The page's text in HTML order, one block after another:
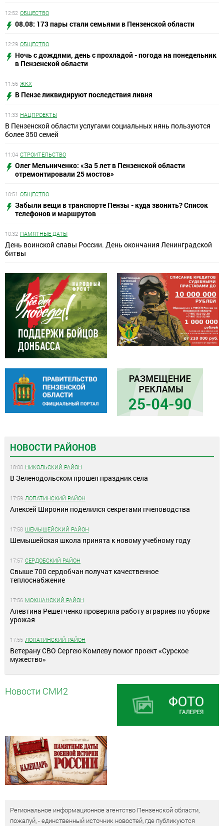
12:52 ОБЩЕСТВО
08.08: 173 пары стали семьями в Пензенской области
12:29 ОБЩЕСТВО
Ночь с дождями, день с прохладой - погода на понедельник
в Пензенской области
11:56 ЖКХ
В Пензе ликвидируют последствия ливня
11:33 НАЦПРОЕКТЫ
В Пензенской области услугами социальных нянь пользуются
более 350 семей
11:04 СТРОИТЕЛЬСТВО
Олег Мельниченко: «За 5 лет в Пензенской области
отремонтировали 25 мостов»
10:51 ОБЩЕСТВО
Забыли вещи в транспорте Пензы - куда звонить? Список
телефонов и маршрутов
10:32 ПАМЯТНЫЕ ДАТЫ
День воинской славы России. День окончания Ленинградской
битвы
НОВОСТИ РАЙОНОВ
18:00 НИКОЛЬСКИЙ РАЙОН
В Зеленодольском прошел праздник села
17:59 ЛОПАТИНСКИЙ РАЙОН
Алексей Широнин поделился секретами пчеловодства
17:58 ШЕМЫШЕЙСКИЙ РАЙОН
Шемышейская школа принята к новому учебному году
17:57 СЕРДОБСКИЙ РАЙОН
Свыше 700 сердобчан получат качественное
теплоснабжение
17:56 МОКШАНСКИЙ РАЙОН
Алевтина Решетченко проверила работу аграриев по уборке
урожая
17:55 ЛОПАТИНСКИЙ РАЙОН
Ветерану СВО Сергею Комлеву помог проект «Сурское
мужество»
Новости СМИ2
Региональное информационное агентство Пензенской области,
пожалуй, - единственный источник новостей, где публикуются